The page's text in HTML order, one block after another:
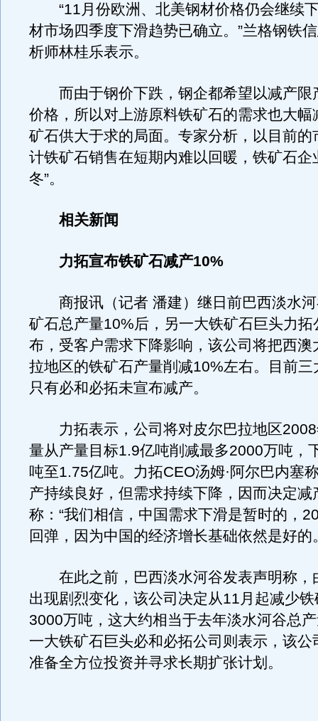
“11月份欧洲、北美钢材价格仍会继续
材市场四季度下滑趋势已确立。”兰格钢铁
析师林桂乐表示。
而由于钢价下跌，钢企都希望以减产限
价格，所以对上游原料铁矿石的需求也大幅
矿石供大于求的局面。专家分析，以目前的
计铁矿石销售在短期内难以回暖，铁矿石企
冬”。
相关新闻
力拓宣布铁矿石减产10%
商报讯（记者 潘建）继日前巴西淡水河
矿石总产量10%后，另一大铁矿石巨头力拓
布，受客户需求下降影响，该公司将把西澳
拉地区的铁矿石产量削减10%左右。目前三
只有必和必拓未宣布减产。
力拓表示，公司将对皮尔巴拉地区2008
量从产量目标1.9亿吨削减最多2000万吨，
吨至1.75亿吨。力拓CEO汤姆·阿尔巴内塞
产持续良好，但需求持续下降，因而决定减
称：“我们相信，中国需求下滑是暂时的，
回弹，因为中国的经济增长基础依然是好的
在此之前，巴西淡水河谷发表声明称，
出现剧烈变化，该公司决定从11月起减少
3000万吨，这大约相当于去年淡水河谷总
一大铁矿石巨头必和必拓公司则表示，该公
准备全方位投资并寻求长期扩张计划。